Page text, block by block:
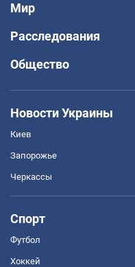
Мир
Расследования
Общество
Новости Украины
Киев
Запорожье
Черкассы
Спорт
Футбол
Хоккей